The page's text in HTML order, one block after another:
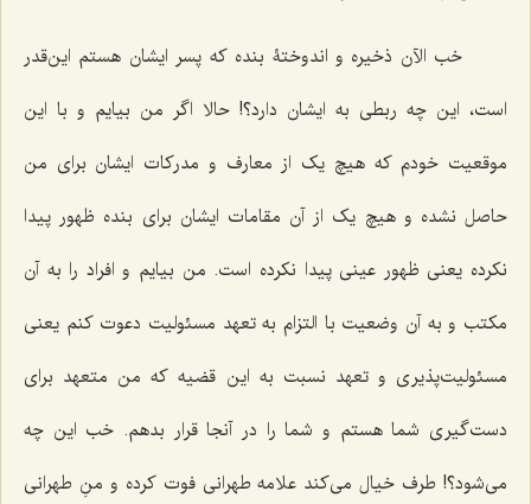
خب الآن ذخیره و اندوختۀ بنده که پسر ایشان هستم این‌قدر
است، این چه ربطی به ایشان دارد؟! حالا اگر من بیایم و با این
موقعیت خودم که هیچ یک از معارف و مدرکات ایشان برای من
حاصل نشده و هیچ یک از آن مقامات ایشان برای بنده ظهور پیدا
نکرده یعنی ظهور عینی پیدا نکرده است. من بیایم و افراد را به آن
مکتب و به آن وضعیت با التزام به تعهد مسئولیت دعوت کنم یعنی
مسئولیت‌پذیری و تعهد نسبت به این قضیه که من متعهد برای
دست‌گیری شما هستم و شما را در آنجا قرار بدهم. خب این چه
می‌شود؟! طرف خیال می‌کند علامه طهرانی فوت کرده و منِ طهرانی